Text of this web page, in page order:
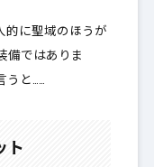
に聖域のほうが
備ではありま
うと……
ト